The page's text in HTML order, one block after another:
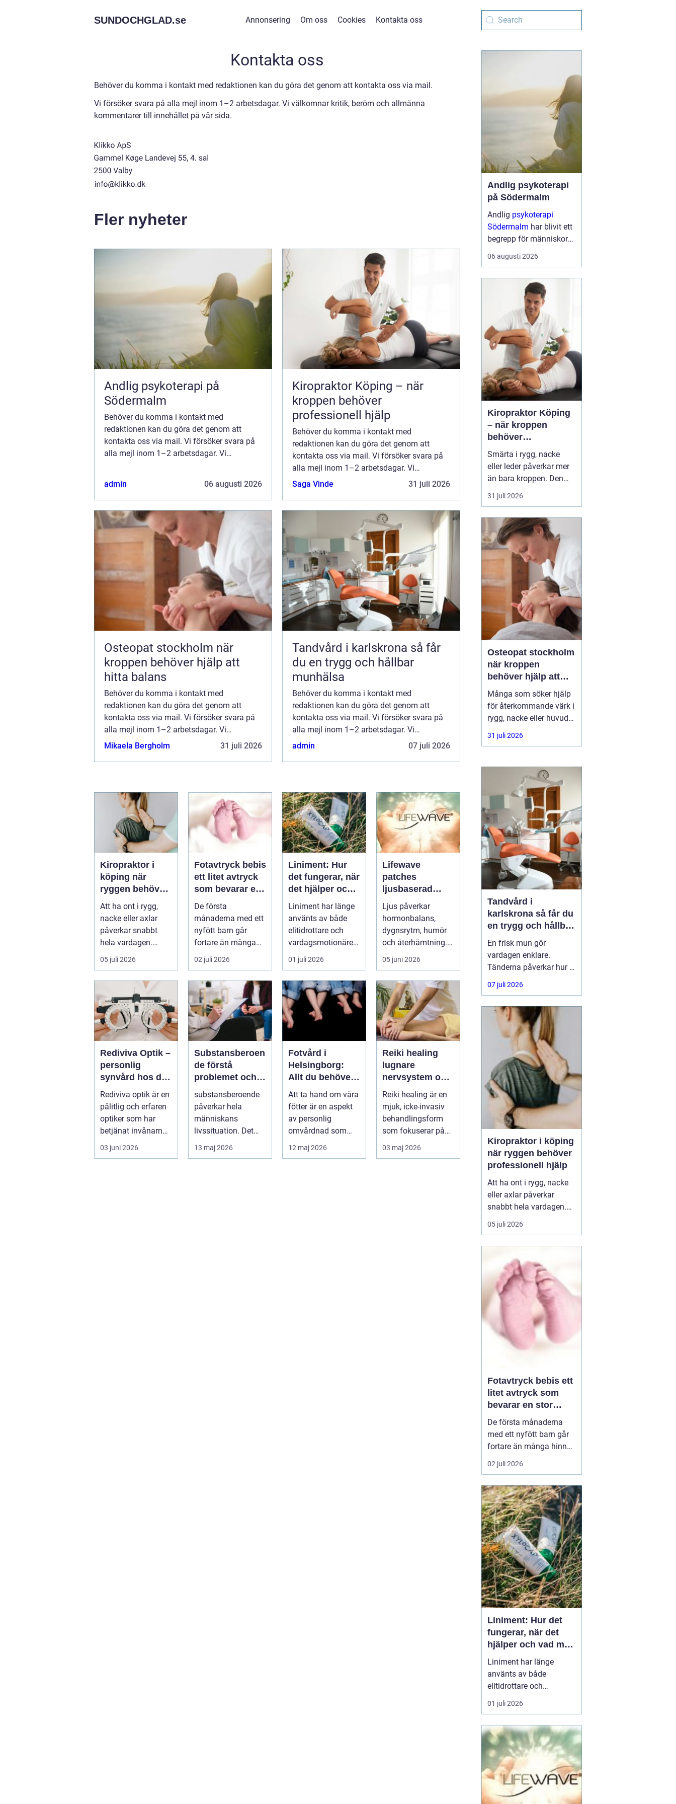
SUNDOCHGLAD.se Annonsering Om oss Cookies Kontakta oss
Kontakta oss
Behöver du komma i kontakt med redaktionen kan du göra det genom att kontakta oss via mail.
Vi försöker svara på alla mejl inom 1–2 arbetsdagar. Vi välkomnar kritik, beröm och allmänna
kommentarer till innehållet på vår sida.
Fler nyheter
Andlig psykoterapi på
Södermalm
Behöver du komma i kontakt med
redaktionen kan du göra det genom att
kontakta oss via mail. Vi försöker svara på
alla mejl inom 1–2 arbetsdagar. Vi
admin 06 augusti 2026
Kiropraktor Köping – när
kroppen behöver
professionell hjälp
Behöver du komma i kontakt med
redaktionen kan du göra det genom att
kontakta oss via mail. Vi försöker svara på
alla mejl inom 1–2 arbetsdagar. Vi
välkomnar kritik, beröm och allmänna
Saga Vinde 31 juli 2026
Osteopat stockholm när
kroppen behöver hjälp att
hitta balans
Behöver du komma i kontakt med
redaktionen kan du göra det genom att
kontakta oss via mail. Vi försöker svara på
alla mejl inom 1–2 arbetsdagar. Vi
välkomnar kritik, beröm och allmänna
Mikaela Bergholm 31 juli 2026
Tandvård i karlskrona så får
du en trygg och hållbar
munhälsa
Behöver du komma i kontakt med
redaktionen kan du göra det genom att
kontakta oss via mail. Vi försöker svara på
alla mejl inom 1–2 arbetsdagar. Vi
välkomnar kritik, beröm och allmänna
admin 07 juli 2026
Kiropraktor i
köping när
ryggen behöver
professionell
hjälp
Att ha ont i rygg,
nacke eller axlar
påverkar snabbt
hela vardagen.
Sömn, arbete,
träning och humör
...
05 juli 2026
Fotavtryck bebis
ett litet avtryck
som bevarar en
stor stund
De första
månaderna med ett
nyfött barn går
fortare än många
hinner med. Ena
dagen ryms hela
foten i...
02 juli 2026
Liniment: Hur
det fungerar, när
det hjälper och
vad man bör
tänka på
Liniment har länge
använts av både
elitidrottare och
vardagsmotionärer
för...
01 juli 2026
Lifewave
patches
ljusbaserad
teknik för ett
mer hållbart
välbefinnande
Ljus påverkar
hormonbalans,
dygnsrytm, humör
och återhämtning.
Under senare år har
en ny typ av prod...
05 juni 2026
Rediviva Optik –
personlig
synvård hos din
optiker i
Uppsala
Rediviva optik är en
pålitlig och erfaren
optiker som har
betjänat invånarna
03 juni 2026
Substansberoen
de förstå
problemet och
vägen vidare
substansberoende
påverkar hela
människans
livssituation. Det
handlar sällan bara
om alkohol,
13 maj 2026
Fotvård i
Helsingborg:
Allt du behöver
veta
Att ta hand om våra
fötter är en aspekt
av personlig
omvårdnad som
ofta fö...
12 maj 2026
Reiki healing
lugnare
nervsystem och
djupare
återhämtning
Reiki healing är en
mjuk, icke-invasiv
behandlingsform
som fokuserar på
kroppens egen
förmåga att lä...
03 maj 2026
Andlig psykoterapi
på Södermalm
Andlig psykoterapi
Södermalm har blivit ett
begrepp för människor
som söker en mer
fördjupad form av
psykologiska och
existentiella frågor f...
06 augusti 2026
Kiropraktor Köping
– när kroppen
behöver
professionell hjälp
Smärta i rygg, nacke
eller leder påverkar mer
än bara kroppen. Den
kan störa sömnen, göra
det svårt att koncentrera
sådant som arbete,
träning och vardagliga
sysslor. M...
31 juli 2026
Osteopat stockholm
när kroppen
behöver hjälp att
hitta balans
Många som söker hjälp
för återkommande värk i
rygg, nacke eller huvud
har redan provat både
träning, vila och
besvären släpper. Där
någonstans uppstår ofta
intresset för osteopati.
31 juli 2026
Tandvård i
karlskrona så får du
en trygg och hållbar
munhälsa
En frisk mun gör
vardagen enklare.
Tänderna påverkar hur vi
äter, hur vi pratar och hur
trygga vi känner oss i
människor söker efter
tandvård Karlskrona
handlar
07 juli 2026
Kiropraktor i köping
när ryggen behöver
professionell hjälp
Att ha ont i rygg, nacke
eller axlar påverkar
snabbt hela vardagen.
Sömn, arbete, träning
och humör hänger ihop
därför en kiropraktor
Köping när värken inte
längre går över av sig
själv, eller när
återkommand...
05 juli 2026
Fotavtryck bebis ett
litet avtryck som
bevarar en stor
stund
De första månaderna
med ett nyfött barn går
fortare än många hinner
med. Ena dagen ryms
hela foten i handflatan,
redan vuxit ur sina första
pyjamasar.Ett fotavtryck
bebis fångarjust den d...
02 juli 2026
Liniment: Hur det
fungerar, när det
hjälper och vad man
bör tänka på
Liniment har länge
använts av både
elitidrottare och
vardagsmotionärer för
att lindra värk, stelhet
hur fungerar dessa
krämer egentligen, vad
innehåller de och när
passar de b&...
01 juli 2026